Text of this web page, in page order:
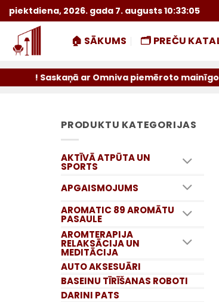
Skip
to
content
piektdiena, 2026. gada 7. augusts 10:33:06
🏠 SĀKUMS 🗂️ PREČU
ar Omniva piemēroto mainīgo
PRODUKTU KATEGORIJAS
AKTĪVĀ ATPŪTA UN
SPORTS
APGAISMOJUMS
AROMATIC 89 AROMĀTU
PASAULE
AROMTERAPIJA
RELAKSĀCIJA UN
MEDITĀCIJA
AUTO AKSESUĀRI
BASEINU TĪRĪŠANAS ROBOTI
DARINI PATS